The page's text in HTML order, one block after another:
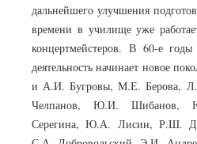
дальнейшего улучшения
времени в училище уже
концертмейстеров. В 60-е годы
деятельность начинает новое
и А.И. Бугровы, М.Е. Берова,
Челпанов, Ю.И. Шибанов,
Серегина, Ю.А. Лисин, Р.Ш.